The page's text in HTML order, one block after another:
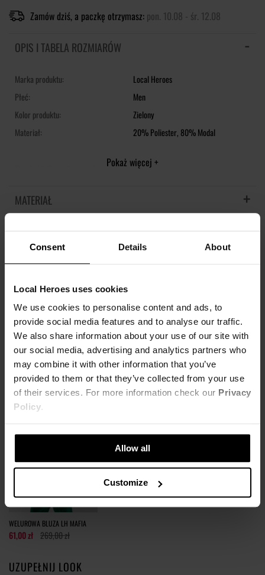
Consent Details About
Local Heroes uses cookies
We use cookies to personalise content and ads, to
provide social media features and to analyse our traffic.
We also share information about your use of our site with
our social media, advertising and analytics partners who
may combine it with other information that you’ve
provided to them or that they’ve collected from your use
of their services. For more information check our Privacy
Policy.
Allow all
Customize
Zamów dziś, a paczkę otrzymasz: pon. 10.08 - śr. 12.08
OPIS I TABELA ROZMIARÓW
Marka produktu:
Local Heroes
Płeć:
Men
Kolor produktu:
Zielony
Materiał:
20% Poliester, 80% Modal
Produkt Oversize - zalecamy wybór mniejszego rozmiaru.
Zielone welurowe spodnie z białym haftem "HEROES" na jednej
nogawce. Ukryte kieszenie w bocznych szwach. Guma w pasie, od
zakończony gumą.
Model ma na sobie rozmiar L
Wzrost modela: 189 cm
S M L XL
DŁUGOŚĆ NOGAWKI 105cm 106.5cm 108cm 109.5cm
SZEROKOŚĆ W PASIE 33cm 35cm 37cm
tolerancja wymiarów do +/- 2cm
Jak mierzymy nasze produkty?
Pokaż więcej +
MATERIAŁ
KOSZT DOSTAWY
DARMOWA DOSTAWA OD 399 PLN
Nazwa produktu:
Kod produktu:
LHMW22SPO000677X00
Marka:
Local Heroes
Producent:
Greenpoint S.A., ul. Domagały 3, 30-
741 Kraków -Kontakt
Kategoria:
Strona główna,Produkty,Doły
,Spodnie dresowe
Kolor:
Zielony
Rozmiar:
ZWROTY
Możesz dokonać zwrotu produktu w ciągu 14 dni od otrzymania
zamówienia. Więcej informacji znajdziesz
OPINIE
STWÓRZ ZESTAW
WELUROWA BLUZA LH MAFIA
61,00 zł 269,00 zł
UZUPEŁNIJ LOOK